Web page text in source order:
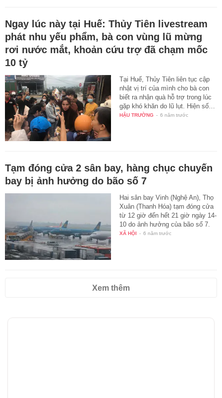
Ngay lúc này tại Huế: Thủy Tiên livestream
phát nhu yếu phẩm, bà con vùng lũ mừng
rơi nước mắt, khoản cứu trợ đã chạm mốc
10 tỷ
Tại Huế, Thủy Tiên liên tục cập
nhật vị trí của mình cho bà con
biết ra nhận quà hỗ trợ trong lúc
gặp khó khăn do lũ lụt. Hiện số…
HẬU TRƯỜNG - 6 năm trước
Tạm đóng cửa 2 sân bay, hàng chục chuyến
bay bị ảnh hưởng do bão số 7
Hai sân bay Vinh (Nghệ An), Thọ
Xuân (Thanh Hóa) tạm đóng cửa
từ 12 giờ đến hết 21 giờ ngày 14-
10 do ảnh hưởng của bão số 7.
XÃ HỘI - 6 năm trước
Xem thêm